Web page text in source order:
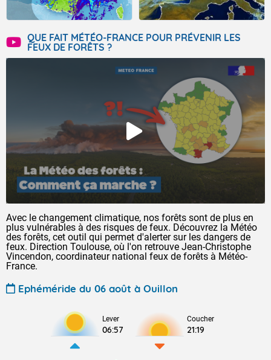
QUE FAIT MÉTÉO-FRANCE POUR PRÉVENIR LES
FEUX DE FORÊTS ?
Avec le changement climatique, nos forêts sont de plus en
plus vulnérables à des risques de feux. Découvrez la Météo
des forêts, cet outil qui permet d'alerter sur les dangers de
feux. Direction Toulouse, où l'on retrouve Jean-Christophe
Vincendon, coordinateur national feux de forêts à Météo-
France.
Ephéméride du 06 août à Ouillon
Lever
06:57
Coucher
21:19